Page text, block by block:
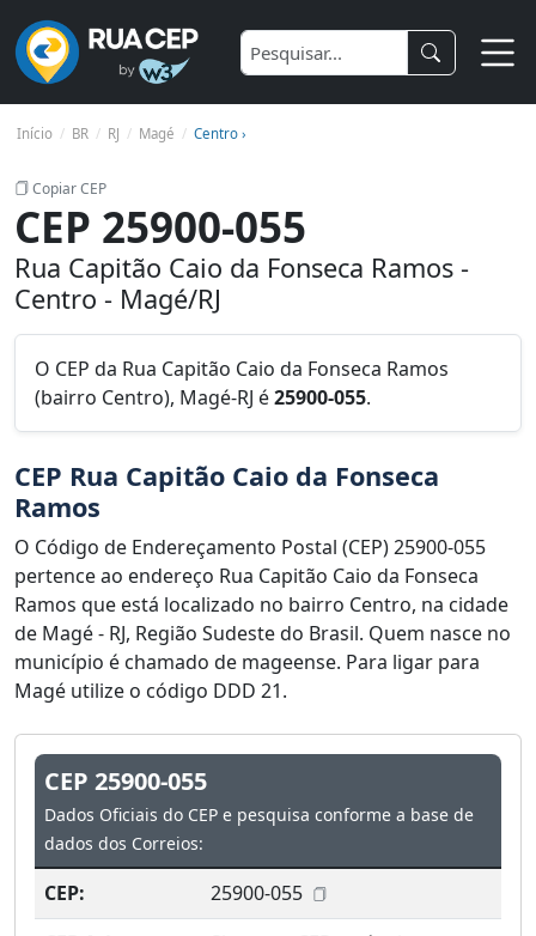
Início BR RJ Magé Centro ›
Copiar CEP
CEP 25900-055
Rua Capitão Caio da Fonseca Ramos -
Centro - Magé/RJ
O CEP da Rua Capitão Caio da Fonseca Ramos
(bairro Centro), Magé-RJ é25900-055.
CEP Rua Capitão Caio da Fonseca
Ramos
O Código de Endereçamento Postal (CEP) 25900-055
pertence ao endereço Rua Capitão Caio da Fonseca
Ramos que está localizado no bairro Centro, na cidade
de Magé - RJ, Região Sudeste do Brasil. Quem nasce no
município é chamado de mageense. Para ligar para
Magé utilize o código DDD 21.
CEP 25900-055
Dados Oficiais do CEP e pesquisa conforme a base de
dados dos Correios:
CEP:
25900-055